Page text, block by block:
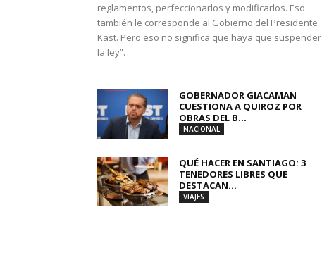
reglamentos, perfeccionarlos y modificarlos. Eso
también le corresponde al Gobierno del Presidente
Kast. Pero eso no significa que haya que suspender
la ley”.
GOBERNADOR GIACAMAN
CUESTIONA A QUIROZ POR
OBRAS DEL B...
NACIONAL
QUÉ HACER EN SANTIAGO: 3
TENEDORES LIBRES QUE
DESTACAN...
VIAJES